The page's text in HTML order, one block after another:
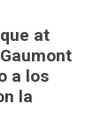
at
a los
la